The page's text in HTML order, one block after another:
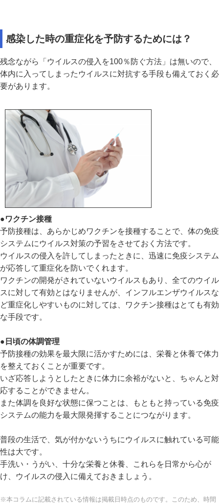
感染した時の重症化を予防するためには？
残念ながら「ウイルスの侵入を100％防ぐ方法」は無いので、
体内に入ってしまったウイルスに対抗する手段も備えておく必
要があります。
●ワクチン接種
予防接種は、あらかじめワクチンを接種することで、体の免疫
システムにウイルス対策の予習をさせておく方法です。
ウイルスの侵入を許してしまったときに、迅速に免疫システム
が応答して重症化を防いでくれます。
ワクチンの開発がされていないウイルスもあり、全てのウイル
スに対して有効とはなりませんが、インフルエンザウイルスな
ど重症化しやすいものに対しては、ワクチン接種はとても有効
な手段です。
●日頃の体調管理
予防接種の効果を最大限に活かすためには、栄養と休養で体力
を整えておくことが重要です。
いざ応答しようとしたときに体力に余裕がないと、ちゃんと対
応することができません。
また体調を良好な状態に保つことは、もともと持っている免疫
システムの能力を最大限発揮することにつながります。
普段の生活で、気が付かないうちにウイルスに触れている可能
性は大です。
手洗い・うがい、十分な栄養と休養、これらを日常から心が
け、ウイルスの侵入に備えておきましょう。
※本コラムに記載されている情報は掲載日時点のものです。このため、時間